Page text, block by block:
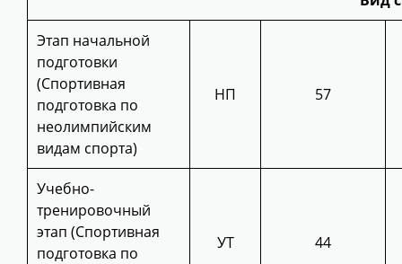
Этап начальной
подготовки
(Спортивная
подготовка по
неолимпийским
видам спорта)
НП 57
Учебно-
тренировочный
этап (Спортивная
подготовка по
УТ 44